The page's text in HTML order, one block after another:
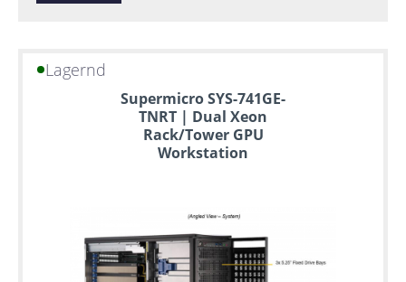
Lagernd
Supermicro SYS-741GE-
TNRT | Dual Xeon
Rack/Tower GPU
Workstation